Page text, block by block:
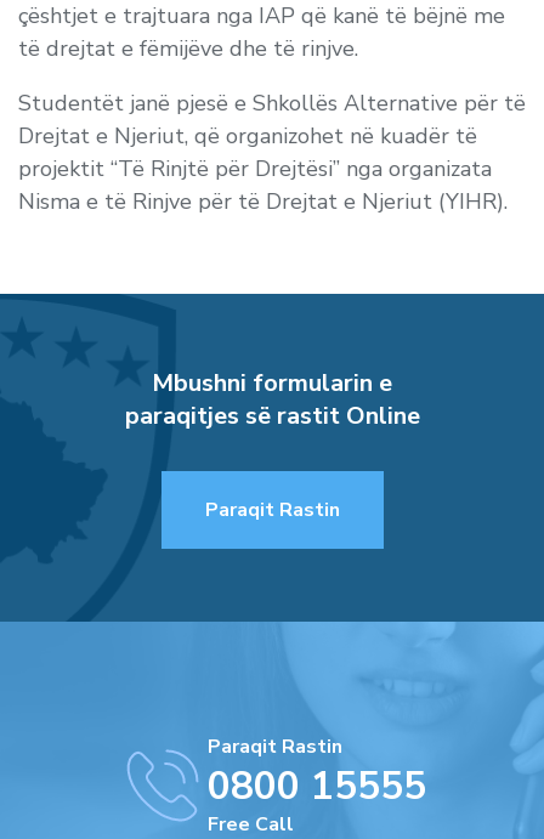
çështjet e trajtuara nga IAP që kanë të bëjnë me
të drejtat e fëmijëve dhe të rinjve.
Studentët janë pjesë e Shkollës Alternative për të
Drejtat e Njeriut, që organizohet në kuadër të
projektit “Të Rinjtë për Drejtësi” nga organizata
Nisma e të Rinjve për të Drejtat e Njeriut (YIHR).
Mbushni formularin e
paraqitjes së rastit Online
Paraqit Rastin
Paraqit Rastin
0800 15555
Free Call